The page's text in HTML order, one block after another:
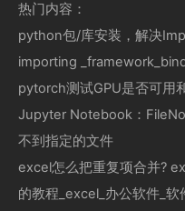
热门内容：
python包/库安装，解决
importing
pytorch测试GPU是否可用
Jupyter Notebook：
不到指定的文件
excel怎么把重复项合并?
的教程_excel_办公软件_软